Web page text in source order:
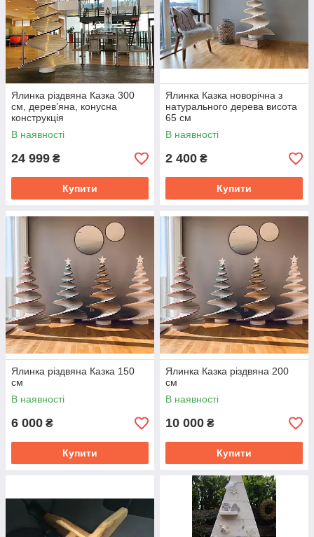
Ялинка різдвяна Казка 300
см, дерев’яна, конусна
конструкція
В наявності
24 999 ₴
Купити
Ялинка Казка новорічна з
натурального дерева висота
65 см
В наявності
2 400 ₴
Купити
Ялинка різдвяна Казка 150
см
В наявності
6 000 ₴
Купити
Ялинка Казка різдвяна 200
см
В наявності
10 000 ₴
Купити